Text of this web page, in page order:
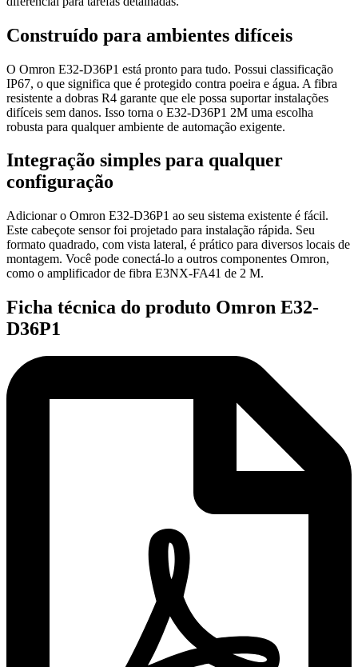
Construído para ambientes difíceis
O Omron E32-D36P1 está pronto para tudo. Possui classificação
IP67, o que significa que é protegido contra poeira e água. A fibra
resistente a dobras R4 garante que ele possa suportar instalações
difíceis sem danos. Isso torna o E32-D36P1 2M uma escolha
robusta para qualquer ambiente de automação exigente.
Integração simples para qualquer
configuração
Adicionar o Omron E32-D36P1 ao seu sistema existente é fácil.
Este cabeçote sensor foi projetado para instalação rápida. Seu
formato quadrado, com vista lateral, é prático para diversos locais de
montagem. Você pode conectá-lo a outros componentes Omron,
como o amplificador de fibra E3NX-FA41 de 2 M.
Ficha técnica do produto Omron E32-
D36P1